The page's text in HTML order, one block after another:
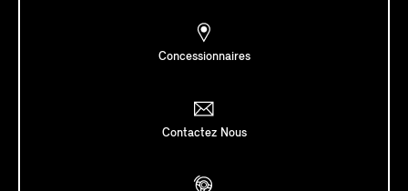
Concessionnaires
Contactez Nous